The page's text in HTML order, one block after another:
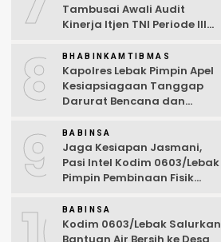
Tambusai Awali Audit
Kinerja Itjen TNI Periode III
8 BHABINKAMTIBMAS
Kapolres Lebak Pimpin Apel
Kesiapsiagaan Tanggap
Darurat Bencana dan
9 BABINSA
Jaga Kesiapan Jasmani,
Pasi Intel Kodim 0603/Lebak
Pimpin Pembinaan Fisik
BABINSA
Kodim 0603/Lebak Salurkan